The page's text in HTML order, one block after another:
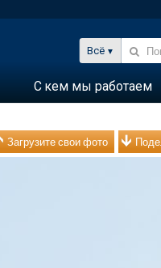
Всё
С кем мы работаем
Загрузите свои фото